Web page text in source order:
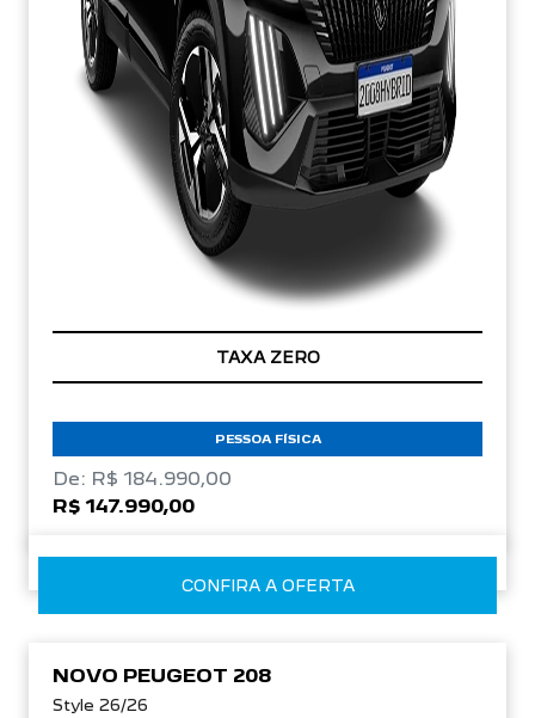
TAXA ZERO
PESSOA FÍSICA
De: R$ 184.990,00
R$ 147.990,00
CONFIRA A OFERTA
NOVO PEUGEOT 208
Style 26/26